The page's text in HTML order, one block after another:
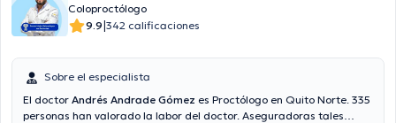
Coloproctólogo
9.9|342 calificaciones
Sobre el especialista
El doctor Andrés Andrade Gómez es Proctólogo en Quito Norte. 335
personas han valorado la labor del doctor. Aseguradoras tales